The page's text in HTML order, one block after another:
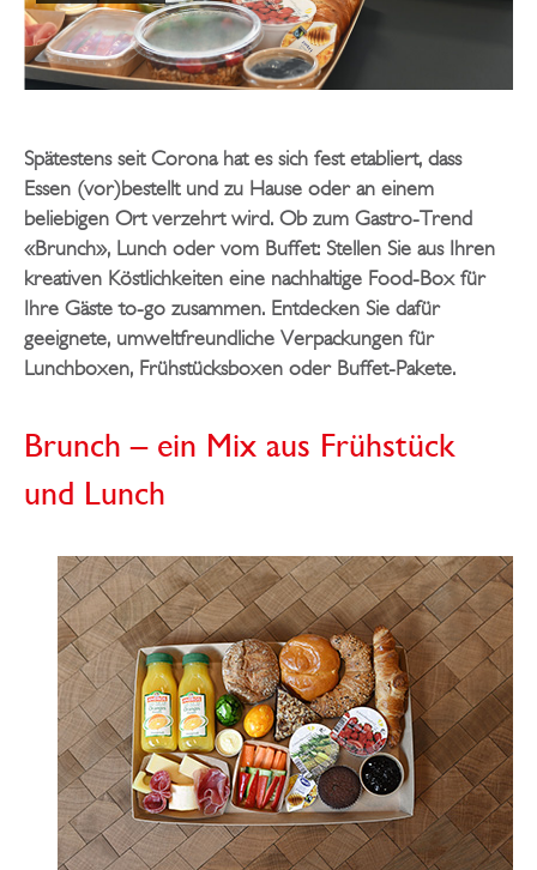
Spätestens seit Corona hat es sich fest etabliert, dass
Essen (vor)bestellt und zu Hause oder an einem
beliebigen Ort verzehrt wird. Ob zum Gastro-Trend
«Brunch», Lunch oder vom Buffet: Stellen Sie aus Ihren
kreativen Köstlichkeiten eine nachhaltige Food-Box für
Ihre Gäste to-go zusammen. Entdecken Sie dafür
geeignete, umweltfreundliche Verpackungen für
Lunchboxen, Frühstücksboxen oder Buffet-Pakete.
Brunch – ein Mix aus Frühstück
und Lunch